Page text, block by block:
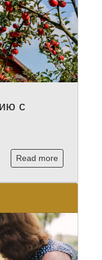
с
Read more